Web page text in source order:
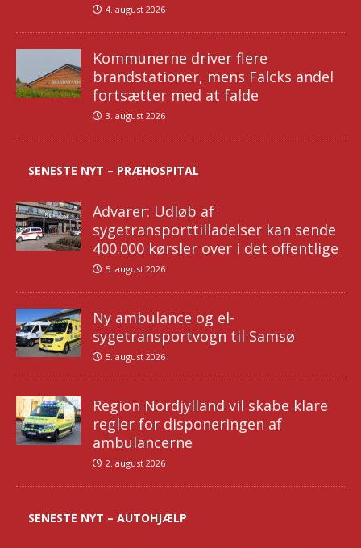
4. august 2026
Kommunerne driver flere
brandstationer, mens Falcks andel
fortsætter med at falde
3. august 2026
SENESTE NYT – PRÆHOSPITAL
Advarer: Udløb af
sygetransporttilladelser kan sende
400.000 kørsler over i det offentlige
5. august 2026
Ny ambulance og el-
sygetransportvogn til Samsø
5. august 2026
Region Nordjylland vil skabe klare
regler for disponeringen af
ambulancerne
2. august 2026
SENESTE NYT – AUTOHJÆLP